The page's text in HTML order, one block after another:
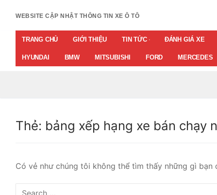
WEBSITE CẬP NHẬT THÔNG TIN XE Ô TÔ
TRANG CHỦ GIỚI THIỆU TIN TỨC ĐÁNH GIÁ XE
HYUNDAI BMW MITSUBISHI FORD MERCEDES
Thẻ: bảng xếp hạng xe bán chạy
Có vẻ như chúng tôi không thể tìm thấy những gì
Tìm